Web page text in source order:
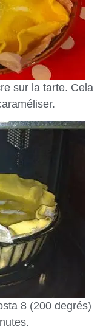
sur la tarte. Cela
8 (200 degrés)